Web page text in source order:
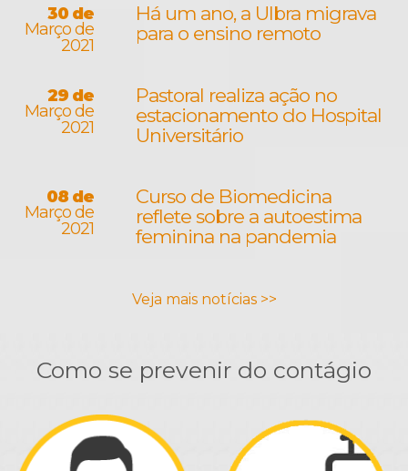
30 de
Março de
2021
Há um ano, a Ulbra migrava
para o ensino remoto
29 de
Março de
2021
Pastoral realiza ação no
estacionamento do Hospital
Universitário
08 de
Março de
2021
Curso de Biomedicina
reflete sobre a autoestima
feminina na pandemia
Veja mais notícias >>
Como se prevenir do contágio